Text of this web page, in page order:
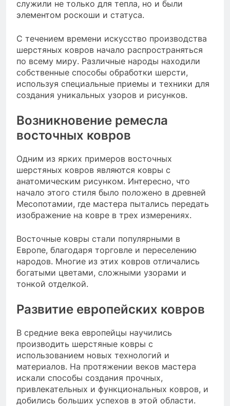
служили не только для тепла, но и были
элементом роскоши и статуса.
С течением времени искусство производства
шерстяных ковров начало распространяться
по всему миру. Различные народы находили
собственные способы обработки шерсти,
используя специальные приемы и техники для
создания уникальных узоров и рисунков.
Возникновение ремесла
восточных ковров
Одним из ярких примеров восточных
шерстяных ковров являются ковры с
анатомическим рисунком. Интересно, что
начало этого стиля было положено в древней
Месопотамии, где мастера пытались передать
изображение на ковре в трех измерениях.
Восточные ковры стали популярными в
Европе, благодаря торговле и переселению
народов. Многие из этих ковров отличались
богатыми цветами, сложными узорами и
тонкой отделкой.
Развитие европейских ковров
В средние века европейцы научились
производить шерстяные ковры с
использованием новых технологий и
материалов. На протяжении веков мастера
искали способы создания прочных,
привлекательных и функциональных ковров, и
добились больших успехов в этой области.